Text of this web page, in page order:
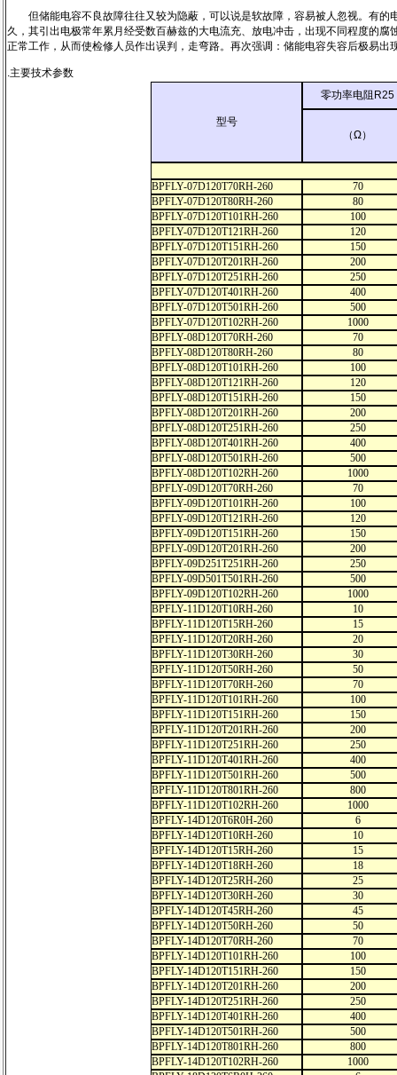
但储能电容不良故障往往又较为隐蔽，可以说是软故障，容易被人忽视。有的
久，其引出电极常年累月经受数百赫兹的大电流充、放电冲击，出现不同程度的
正常工作，从而使检修人员作出误判，走弯路。再次强调：储能电容失容后极易出
.主要技术参数
型号
零功率电阻R25
（Ω）
BPFLY-07D120T70RH-260
70
BPFLY-07D120T80RH-260
80
BPFLY-07D120T101RH-260
100
BPFLY-07D120T121RH-260
120
BPFLY-07D120T151RH-260
150
BPFLY-07D120T201RH-260
200
BPFLY-07D120T251RH-260
250
BPFLY-07D120T401RH-260
400
BPFLY-07D120T501RH-260
500
BPFLY-07D120T102RH-260
1000
BPFLY-08D120T70RH-260
70
BPFLY-08D120T80RH-260
80
BPFLY-08D120T101RH-260
100
BPFLY-08D120T121RH-260
120
BPFLY-08D120T151RH-260
150
BPFLY-08D120T201RH-260
200
BPFLY-08D120T251RH-260
250
BPFLY-08D120T401RH-260
400
BPFLY-08D120T501RH-260
500
BPFLY-08D120T102RH-260
1000
BPFLY-09D120T70RH-260
70
BPFLY-09D120T101RH-260
100
BPFLY-09D120T121RH-260
120
BPFLY-09D120T151RH-260
150
BPFLY-09D120T201RH-260
200
BPFLY-09D251T251RH-260
250
BPFLY-09D501T501RH-260
500
BPFLY-09D120T102RH-260
1000
BPFLY-11D120T10RH-260
10
BPFLY-11D120T15RH-260
15
BPFLY-11D120T20RH-260
20
BPFLY-11D120T30RH-260
30
BPFLY-11D120T50RH-260
50
BPFLY-11D120T70RH-260
70
BPFLY-11D120T101RH-260
100
BPFLY-11D120T151RH-260
150
BPFLY-11D120T201RH-260
200
BPFLY-11D120T251RH-260
250
BPFLY-11D120T401RH-260
400
BPFLY-11D120T501RH-260
500
BPFLY-11D120T801RH-260
800
BPFLY-11D120T102RH-260
1000
BPFLY-14D120T6R0H-260
6
BPFLY-14D120T10RH-260
10
BPFLY-14D120T15RH-260
15
BPFLY-14D120T18RH-260
18
BPFLY-14D120T25RH-260
25
BPFLY-14D120T30RH-260
30
BPFLY-14D120T45RH-260
45
BPFLY-14D120T50RH-260
50
BPFLY-14D120T70RH-260
70
BPFLY-14D120T101RH-260
100
BPFLY-14D120T151RH-260
150
BPFLY-14D120T201RH-260
200
BPFLY-14D120T251RH-260
250
BPFLY-14D120T401RH-260
400
BPFLY-14D120T501RH-260
500
BPFLY-14D120T801RH-260
800
BPFLY-14D120T102RH-260
1000